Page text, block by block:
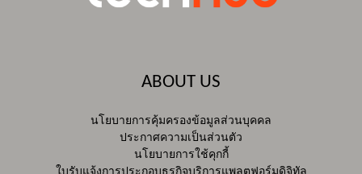
ABOUT US
นโยบายการคุ้มครองข้อมูลส่วนบุคคล
ประกาศความเป็นส่วนตัว
นโยบายการใช้คุกกี้
ใบรับแจ้งการประกอบธุรกิจบริการแพลตฟอร์มดิจิทัล